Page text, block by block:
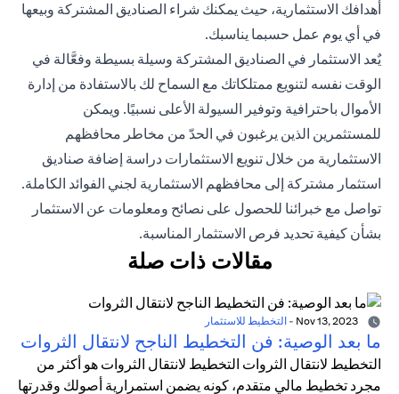
أهدافك الاستثمارية، حيث يمكنك شراء الصناديق المشتركة وبيعها
في أي يوم عمل حسبما يناسبك.
يٌعد الاستثمار في الصناديق المشتركة وسيلة بسيطة وفعَّالة في
الوقت نفسه لتنويع ممتلكاتك مع السماح لك بالاستفادة من إدارة
الأموال باحترافية وتوفير السيولة الأعلى نسبيًا. ويمكن
للمستثمرين الذين يرغبون في الحدّ من مخاطر محافظهم
الاستثمارية من خلال تنويع الاستثمارات دراسة إضافة صناديق
استثمار مشتركة إلى محافظهم الاستثمارية لجني الفوائد الكاملة.
تواصل مع خبرائنا للحصول على نصائح ومعلومات عن الاستثمار
بشأن كيفية تحديد فرص الاستثمار المناسبة.
مقالات ذات صلة
- التخطيط للاستثمار
ما بعد الوصية: فن التخطيط الناجح لانتقال الثروات
التخطيط لانتقال الثروات التخطيط لانتقال الثروات هو أكثر من
مجرد تخطيط مالي متقدم، كونه يضمن استمرارية أصولك وقدرتها